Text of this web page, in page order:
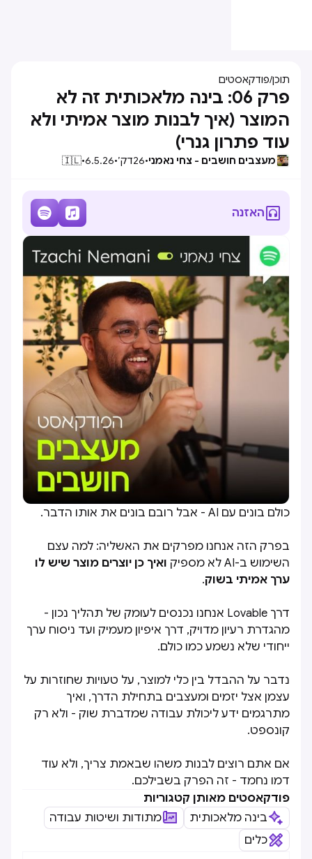
תוכן/פודקאסטים
פרק 06: בינה מלאכותית זה לא
המוצר (איך לבנות מוצר אמיתי ולא
עוד פתרון גנרי)
מעצבים חושבים - צחי נאמני•
26דק׳•
6.5.26
•
🇮🇱
האזנה 

כולם בונים עם AI - אבל רובם בונים את אותו הדבר.
בפרק הזה אנחנו מפרקים את האשליה: למה עצם
השימוש ב-AI לא מספיק
ואיך כן יוצרים מוצר שיש לו
ערך אמיתי בשוק.
דרך Lovable אנחנו נכנסים לעומק של תהליך נכון -
מהגדרת רעיון מדויק, דרך איפיון מעמיק ועד ניסוח ערך
ייחודי שלא נשמע כמו כולם.
נדבר על ההבדל בין כלי למוצר, על טעויות שחוזרות על
עצמן אצל יזמים ומעצבים בתחילת הדרך, ואיך
מתרגמים ידע ליכולת עבודה שמדברת שוק - ולא רק
קונספט.
אם אתם רוצים לבנות משהו שבאמת צריך, ולא עוד
דמו נחמד - זה הפרק בשבילכם.
פודקאסטים מאותן קטגוריות
בינה מלאכותית
מתודות ושיטות עבודה
כלים